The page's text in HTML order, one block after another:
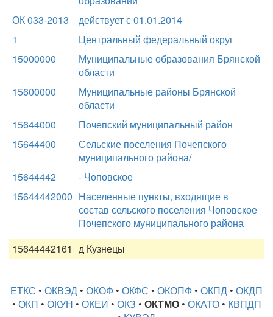
ОК 033-2013
действует с 01.01.2014
1
Центральный федеральный округ
15000000
Муниципальные образования Брянской
области
15600000
Муниципальные районы Брянской
области
15644000
Почепский муниципальный район
15644400
Сельские поселения Почепского
муниципального района/
15644442
- Чоповское
15644442000 Населенные пункты, входящие в
состав сельского поселения Чоповское
Почепского муниципального района
15644442161 д Кузнецы
ЕТКС • ОКВЭД • ОКОФ • ОКФС • ОКОПФ • ОКПД • ОКДП
• ОКП • ОКУН • ОКЕИ • ОКЗ • ОКТМО• ОКАТО• КВПДП